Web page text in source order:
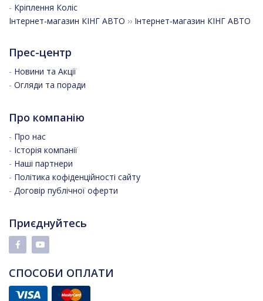
- Кріплення Коліс
Інтернет-магазин КІНГ АВТО ›› Інтернет-магазин КІНГ АВТО
Прес-центр
- Новини та Акції
- Огляди та поради
Про компанію
- Про нас
- Історія компанії
- Наші партнери
- Політика кофіденційності сайту
- Договір публічної оферти
Приєднуйтесь
СПОСОБИ ОПЛАТИ